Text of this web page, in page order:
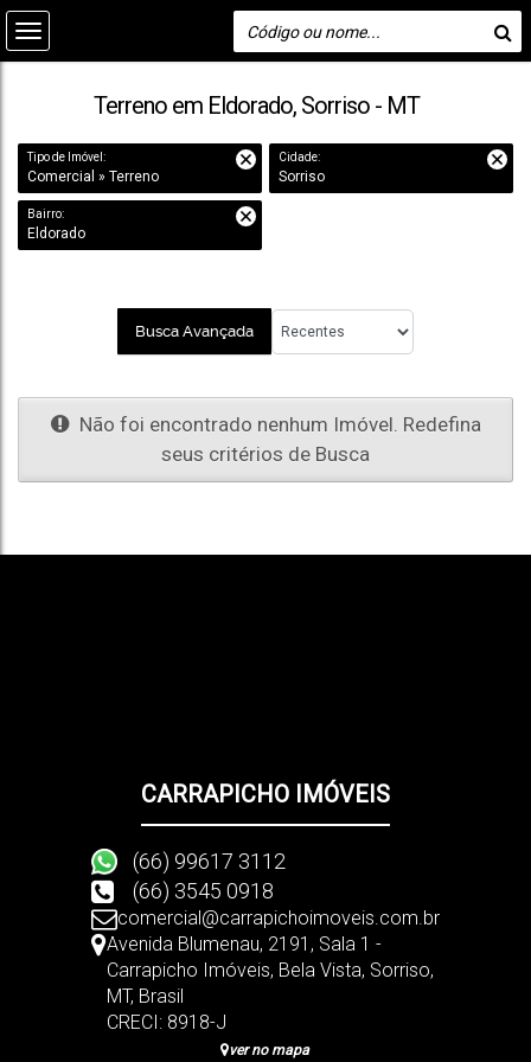
Terreno em Eldorado, Sorriso - MT
Tipo de Imóvel:
Comercial » Terreno
Cidade:
Sorriso
Bairro:
Eldorado
Busca Avançada
Não foi encontrado nenhum Imóvel. Redefina
seus critérios de Busca
CARRAPICHO IMÓVEIS
(66) 99617 3112
(66) 3545 0918
comercial@carrapichoimoveis.com.br
Avenida Blumenau, 2191 , Sala 1 -
Carrapicho Imóveis, Bela Vista, Sorriso,
MT, Brasil
CRECI: 8918-J
ver no mapa